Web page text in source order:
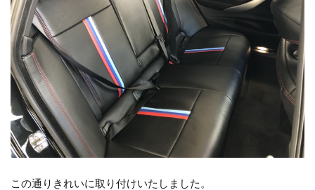
この通りきれいに取り付けいたしました。